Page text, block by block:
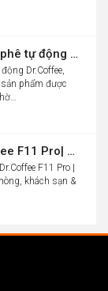
Review Dr.Coffee F11 Pro | Máy pha cà phê tự động cho văn phòng
Dr.Coffee,
phẩm được
Review máy pha cà phê tự động Dr.Coffee F11 Pro| Máy pha cafe tự động cho văn phòng, khách sạn & showroom
F11 Pro |
khách sạn &